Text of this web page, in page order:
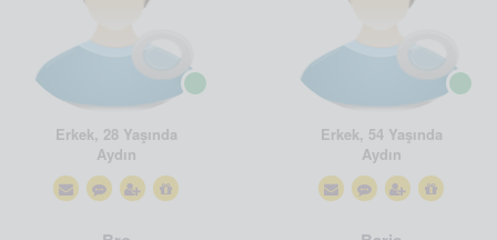
Erkek, 28 Yaşında
Aydın
Erkek, 54 Yaşında
Aydın